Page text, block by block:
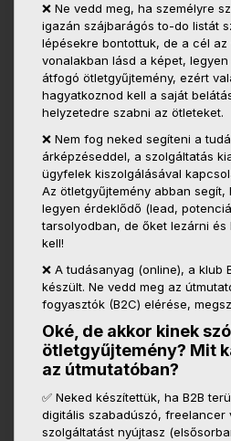
❌ Ne vedd meg, ha személyre
igazán szájbarágós to-do listát
lépésekre bontottuk, de a cél
vonalakban lásd a képet,
átfogó ötletgyűjtemény, ezért
hagyatkoznod kell a saját
helyzetedre szabni az ötleteket.
❌ Nem fog neked segíteni a
árképzéseddel, a szolgáltatás
ügyfelek kiszolgálásával
Az ötletgyűjtemény abban segít,
legyen érdeklődő (lead,
tarsolyodban, de őket lezárni és
kell!
❌ A tudásanyag (online), a klub
készült. Ne vedd meg az
fogyasztók (B2C) elérése,
Oké, de akkor kinek
ötletgyűjtemény? Mit
az útmutatóban?
✅ Neked készítettük, ha B2B
digitális szabadúszó, freelancer
szolgáltatást nyújtasz